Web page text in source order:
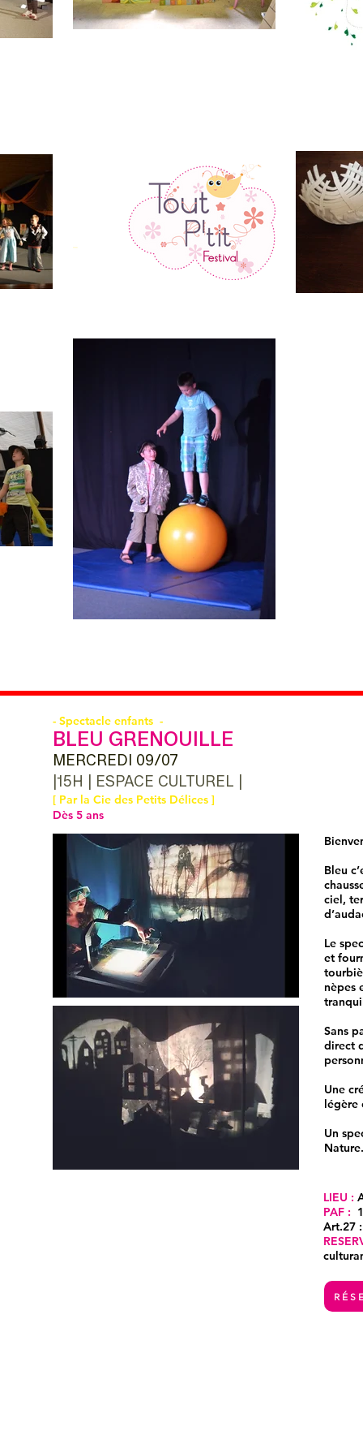
- Spectacle enfants -
BLEU GRENOUILLE
MERCREDI 09/07
15H | ESPACE CULTUREL |
[ Par la Cie des Petits Délices ]
Dès 5 ans
Bleu
ciel,
Le
et
nèpes
Sans
direct
Une
légère
Un
Nature.
LIEU :
PAF :
Art.27